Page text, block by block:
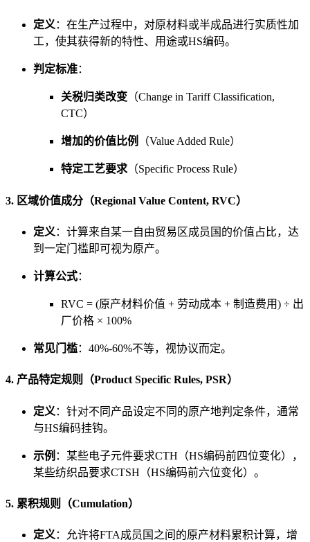
定义：在生产过程中，对原材料或半成品进行实质性加
工，使其获得新的特性、用途或HS编码。
判定标准：
关税归类改变 （Change in Tariff Classification,
CTC）
增加的价值比例 （Value Added Rule）
特定工艺要求（Specific Process Rule）
3. 区域价值成分（Regional Value Content, RVC）
定义 ：计算来自某一自由贸易区成员国的价值占比，达
到一定门槛即可视为原产。
计算公式：
RVC = (原产材料价值 + 劳动成本 + 制造费用) ÷ 出
厂价格 × 100%
常见门槛：40%-60%不等，视协议而定。
4. 产品特定规则（Product Specific Rules, PSR）
定义 ：针对不同产品设定不同的原产地判定条件，通常
与HS编码挂钩。
示例 ：某些电子元件要求CTH（HS编码前四位变化），
某些纺织品要求CTSH（HS编码前六位变化）。
5. 累积规则（Cumulation）
定义 ：允许将FTA成员国之间的原产材料累积计算，增